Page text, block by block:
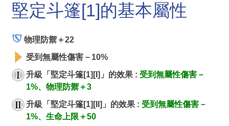
堅定斗篷[1]的基本屬性
物理防禦＋22
受到無屬性傷害－10%
升級「堅定斗篷[1][I]」的效果 : 受到無屬性傷害－
1%、物理防禦＋3
升級「堅定斗篷[1][II]」的效果 : 受到無屬性傷害－
1%、生命上限＋50